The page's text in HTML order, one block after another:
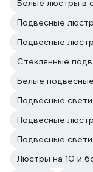
Белые люстры в
Подвесные
Подвесные
Стеклянные
Белые подвесные
Подвесные
Подвесные
Подвесные
Люстры на 10 и